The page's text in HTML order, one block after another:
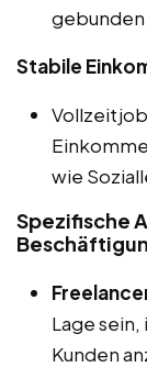
gebunden
Stabile
wie
Spezifische
Lage
Kunden